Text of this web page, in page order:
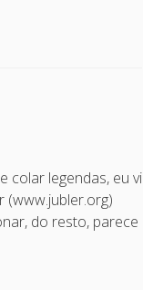
colar legendas, eu vi
(www.jubler.org)
do resto, parece